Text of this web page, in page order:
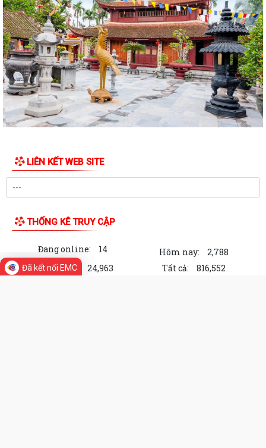
LIÊN KẾT WEB SITE
THỐNG KÊ TRUY CẬP
Đang online: 14 Hôm nay:
2,788
Trong tuần:
24,963 Tất cả: 816,552
Đã kết nối EMC